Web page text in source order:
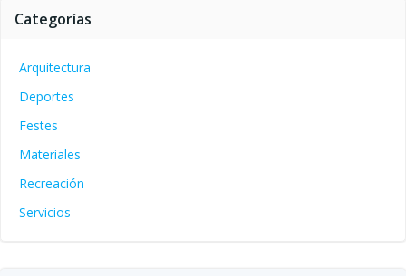
Categorías
Arquitectura
Deportes
Festes
Materiales
Recreación
Servicios